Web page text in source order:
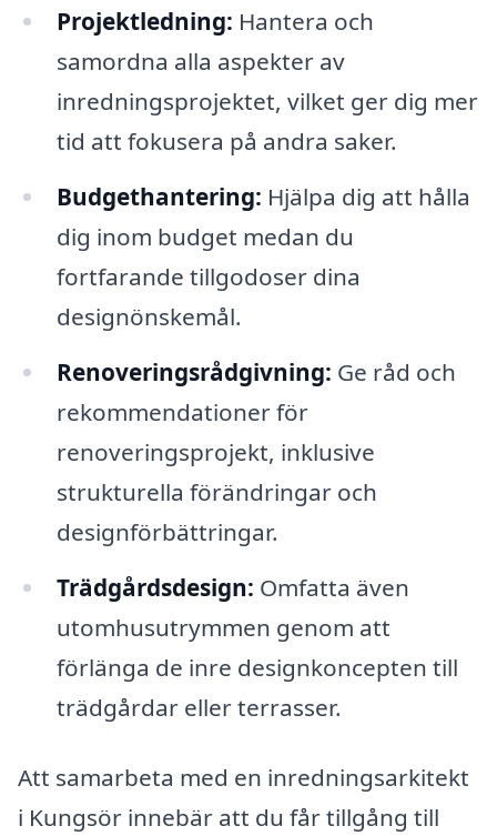
Projektledning: Hantera och
samordna alla aspekter av
inredningsprojektet, vilket ger dig mer
tid att fokusera på andra saker.
Budgethantering: Hjälpa dig att hålla
dig inom budget medan du
fortfarande tillgodoser dina
designönskemål.
Renoveringsrådgivning: Ge råd och
rekommendationer för
renoveringsprojekt, inklusive
strukturella förändringar och
designförbättringar.
Trädgårdsdesign: Omfatta även
utomhusutrymmen genom att
förlänga de inre designkoncepten till
trädgårdar eller terrasser.
Att samarbeta med en inredningsarkitekt
i Kungsör innebär att du får tillgång till